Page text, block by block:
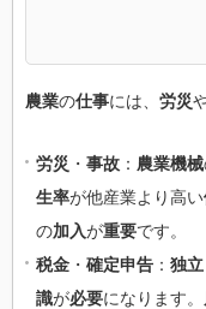
農業の仕事には、 労災
労災 ・ 事故 ： 農業機械
生率が他産業より高い
の加入が重要です。
税金 ・ 確定申告 ： 独立
識が必要になります。